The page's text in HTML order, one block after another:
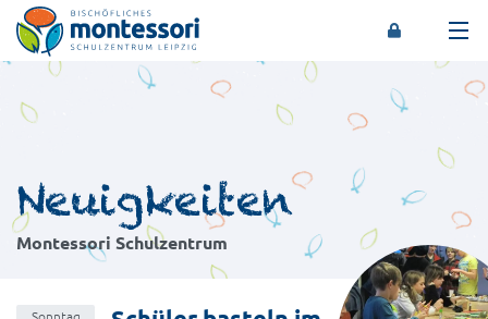
Montessori-Schulzentrum Leipzig
Neuigkeiten
Montessori Schulzentrum
Sonntag